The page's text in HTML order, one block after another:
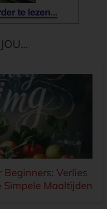
Beginners: Verlies
Simpele Maaltijden